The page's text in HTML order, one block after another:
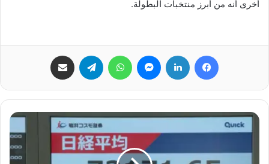
أخرى أنه من أبرز منتخبات البطولة.
فيسبوك لينكدإن ماسنجر واتساب تيلقرام